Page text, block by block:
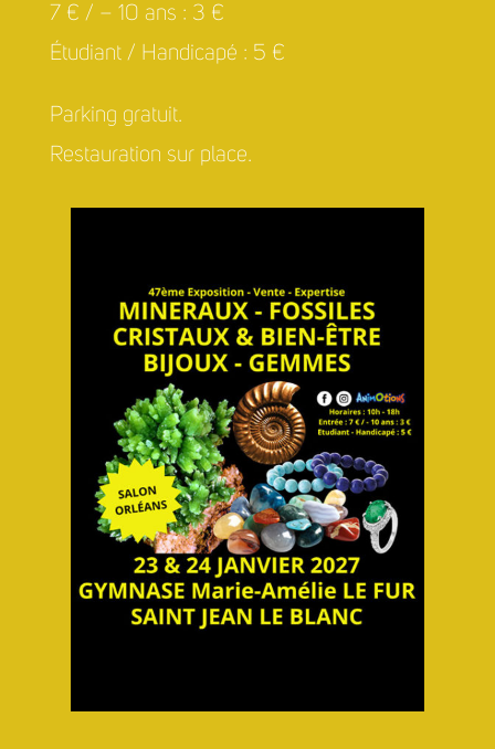
7 € / – 10 ans : 3 €
Étudiant / Handicapé : 5 €
Parking gratuit.
Restauration sur place.